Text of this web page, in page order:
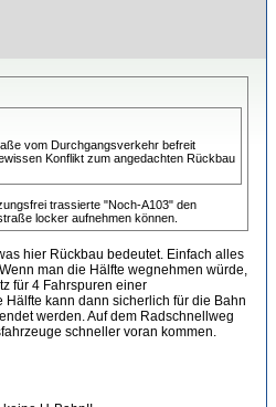
vom Durchgangsverkehr befreit
Konflikt zum angedachten Rückbau
trassierte "Noch-A103" den
locker aufnehmen können.
hier Rückbau bedeutet. Einfach alles
man die Hälfte wegnehmen würde,
für 4 Fahrspuren einer
kann dann sicherlich für die Bahn
werden. Auf dem Radschnellweg
schneller voran kommen.